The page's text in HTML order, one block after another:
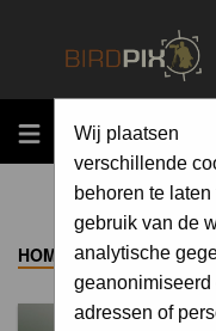
MENU
Wij plaatsen
verschillende
behoren te
gebruik van de
analytische
geanonimiseerd
adressen of
HOME ->ALBUM